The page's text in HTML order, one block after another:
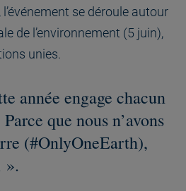
se déroule autour
de l’environnement (5 juin),
unies.
année engage chacun
que nous n’avons
(#OnlyOneEarth),
».